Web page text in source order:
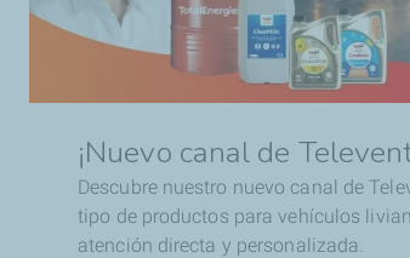
¡Nuevo canal de
Descubre nuestro nuevo canal de
tipo de productos para vehículos
atención directa y personalizada.
de
navegación